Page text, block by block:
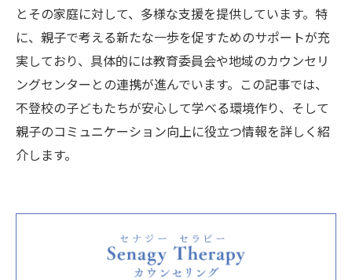
とその家庭に対して、多様な支援を提供しています。特
に、親子で考える新たな一歩を促すためのサポートが充
実しており、具体的には教育委員会や地域のカウンセリ
ングセンターとの連携が進んでいます。この記事では、
不登校の子どもたちが安心して学べる環境作り、そして
親子のコミュニケーション向上に役立つ情報を詳しく紹
介します。